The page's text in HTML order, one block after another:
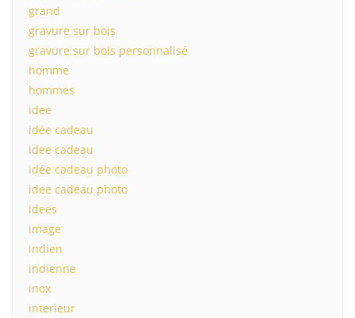
grand
gravure sur bois
gravure sur bois personnalisé
homme
hommes
idee
idée cadeau
idee cadeau
idée cadeau photo
idee cadeau photo
idees
image
indien
indienne
inox
interieur